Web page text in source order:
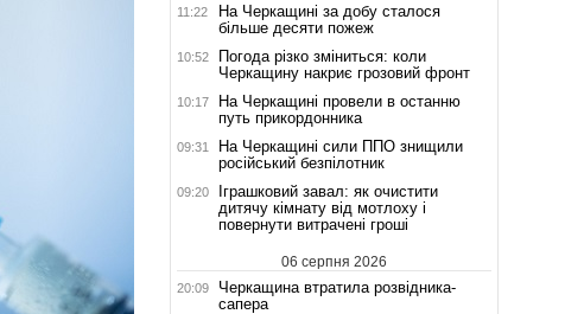
11:22
На Черкащині за добу сталося
більше десяти пожеж
10:52
Погода різко зміниться: коли
Черкащину накриє грозовий фронт
10:17
На Черкащині провели в останню
путь прикордонника
09:31
На Черкащині сили ППО знищили
російський безпілотник
09:20
Іграшковий завал: як очистити
дитячу кімнату від мотлоху і
повернути витрачені гроші
06 серпня 2026
20:09
Черкащина втратила розвідника-
сапера